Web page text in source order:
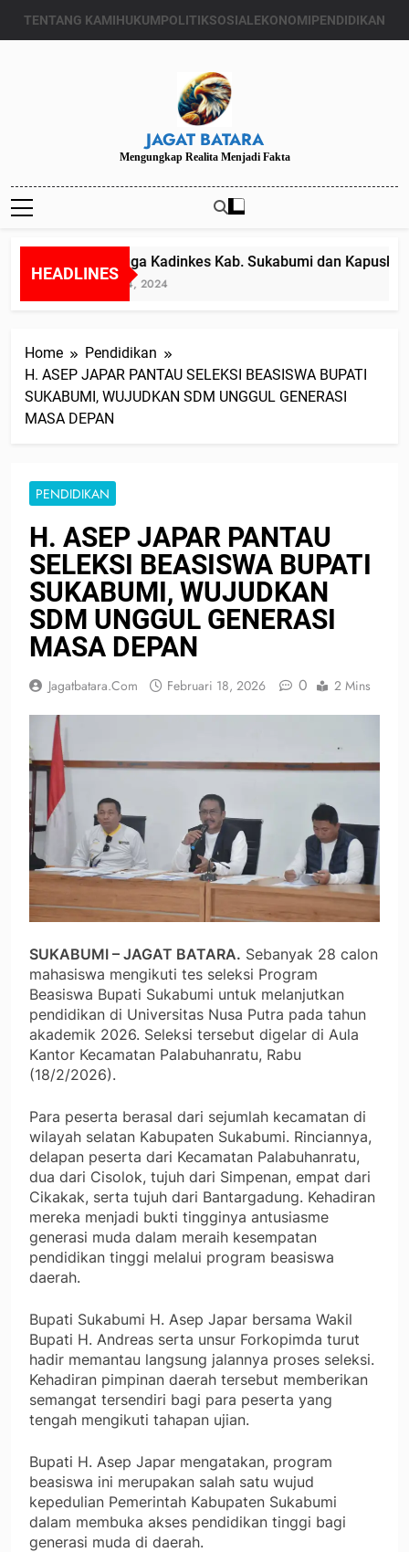
TENTANG KAMIHUKUMPOLITIKSOSIALEKONOMIPENDIDIKAN
JAGAT BATARA
Mengungkap Realita Menjadi Fakta
HEADLINES
Diduga Kadinkes Kab. Sukabumi dan
Juli 24, 2024
Home
Pendidikan
H. ASEP JAPAR PANTAU SELEKSI BEASISWA BUPATI
SUKABUMI, WUJUDKAN SDM UNGGUL GENERASI
MASA DEPAN
PENDIDIKAN
H. ASEP JAPAR PANTAU
SELEKSI BEASISWA BUPATI
SUKABUMI, WUJUDKAN
SDM UNGGUL GENERASI
MASA DEPAN
Jagatbatara.com Februari 18, 2026 0 2 Mins
SUKABUMI – JAGAT BATARA. Sebanyak 28 calon
mahasiswa mengikuti tes seleksi Program
Beasiswa Bupati Sukabumi untuk melanjutkan
pendidikan di Universitas Nusa Putra pada tahun
akademik 2026. Seleksi tersebut digelar di Aula
Kantor Kecamatan Palabuhanratu, Rabu
(18/2/2026).
Para peserta berasal dari sejumlah kecamatan di
wilayah selatan Kabupaten Sukabumi. Rinciannya,
delapan peserta dari Kecamatan Palabuhanratu,
dua dari Cisolok, tujuh dari Simpenan, empat dari
Cikakak, serta tujuh dari Bantargadung. Kehadiran
mereka menjadi bukti tingginya antusiasme
generasi muda dalam meraih kesempatan
pendidikan tinggi melalui program beasiswa
daerah.
Bupati Sukabumi H. Asep Japar bersama Wakil
Bupati H. Andreas serta unsur Forkopimda turut
hadir memantau langsung jalannya proses seleksi.
Kehadiran pimpinan daerah tersebut memberikan
semangat tersendiri bagi para peserta yang
tengah mengikuti tahapan ujian.
Bupati H. Asep Japar mengatakan, program
beasiswa ini merupakan salah satu wujud
kepedulian Pemerintah Kabupaten Sukabumi
dalam membuka akses pendidikan tinggi bagi
generasi muda di daerah.